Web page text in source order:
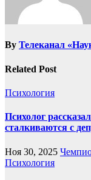
By Телеканал
Related Post
Психология
Психолог
сталкиваются с
Ноя 30, 2025
Психология